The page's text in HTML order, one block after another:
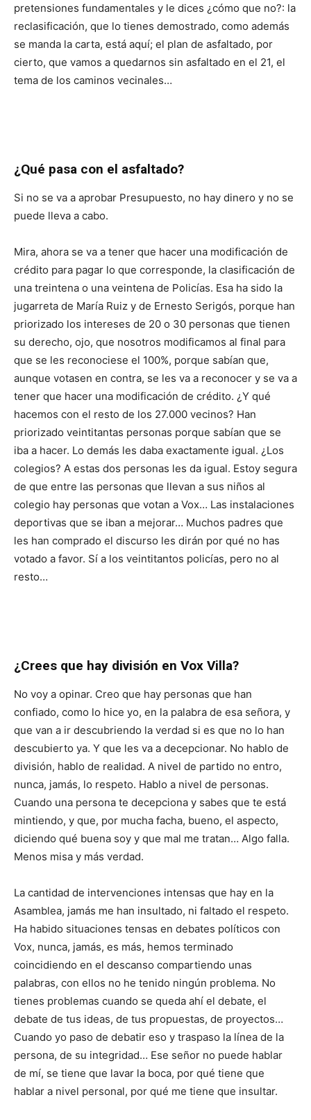
pretensiones fundamentales y le dices ¿cómo que no?: la
reclasificación, que lo tienes demostrado, como además
se manda la carta, está aquí; el plan de asfaltado, por
cierto, que vamos a quedarnos sin asfaltado en el 21, el
tema de los caminos vecinales…
¿Qué pasa con el asfaltado?
Si no se va a aprobar Presupuesto, no hay dinero y no se
puede lleva a cabo.
Mira, ahora se va a tener que hacer una modificación de
crédito para pagar lo que corresponde, la clasificación de
una treintena o una veintena de Policías. Esa ha sido la
jugarreta de María Ruiz y de Ernesto Serigós, porque han
priorizado los intereses de 20 o 30 personas que tienen
su derecho, ojo, que nosotros modificamos al final para
que se les reconociese el 100%, porque sabían que,
aunque votasen en contra, se les va a reconocer y se va a
tener que hacer una modificación de crédito. ¿Y qué
hacemos con el resto de los 27.000 vecinos? Han
priorizado veintitantas personas porque sabían que se
iba a hacer. Lo demás les daba exactamente igual. ¿Los
colegios? A estas dos personas les da igual. Estoy segura
de que entre las personas que llevan a sus niños al
colegio hay personas que votan a Vox… Las instalaciones
deportivas que se iban a mejorar… Muchos padres que
les han comprado el discurso les dirán por qué no has
votado a favor. Sí a los veintitantos policías, pero no al
resto…
¿Crees que hay división en Vox Villa?
No voy a opinar. Creo que hay personas que han
confiado, como lo hice yo, en la palabra de esa señora, y
que van a ir descubriendo la verdad si es que no lo han
descubierto ya. Y que les va a decepcionar. No hablo de
división, hablo de realidad. A nivel de partido no entro,
nunca, jamás, lo respeto. Hablo a nivel de personas.
Cuando una persona te decepciona y sabes que te está
mintiendo, y que, por mucha facha, bueno, el aspecto,
diciendo qué buena soy y que mal me tratan… Algo falla.
Menos misa y más verdad.
La cantidad de intervenciones intensas que hay en la
Asamblea, jamás me han insultado, ni faltado el respeto.
Ha habido situaciones tensas en debates políticos con
Vox, nunca, jamás, es más, hemos terminado
coincidiendo en el descanso compartiendo unas
palabras, con ellos no he tenido ningún problema. No
tienes problemas cuando se queda ahí el debate, el
debate de tus ideas, de tus propuestas, de proyectos…
Cuando yo paso de debatir eso y traspaso la línea de la
persona, de su integridad… Ese señor no puede hablar
de mí, se tiene que lavar la boca, por qué tiene que
hablar a nivel personal, por qué me tiene que insultar.